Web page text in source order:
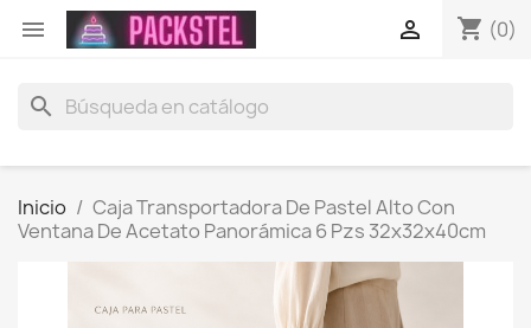
 shopping_cart (0)

search
Inicio
Caja Transportadora De Pastel Alto Con
Ventana De Acetato Panorámica 6 Pzs 32x32x40cm